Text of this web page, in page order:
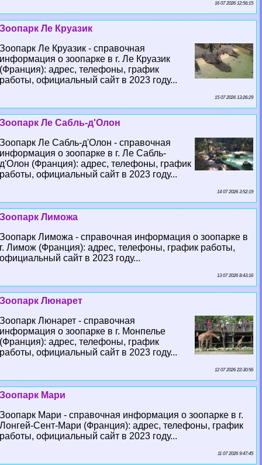
16 07 2026 12:56:15
Зоопарк Ле Круазик
Зоопарк Ле Круазик - справочная
информация о зоопарке в г. Ле Круазик
(Франция): адрес, телефоны, график
работы, официальный сайт в 2023 году...
15 07 2026 13:26:29
Зоопарк Ле Сабль-д'Олон
Зоопарк Ле Сабль-д'Олон - справочная
информация о зоопарке в г. Ле Сабль-
д'Олон (Франция): адрес, телефоны, график
работы, официальный сайт в 2023 году...
14 07 2026 3:52:19
Зоопарк Лиможа
Зоопарк Лиможа - справочная информация о зоопарке в
г. Лимож (Франция): адрес, телефоны, график работы,
официальный сайт в 2023 году...
13 07 2026 8:43:16
Зоопарк Люнарет
Зоопарк Люнарет - справочная
информация о зоопарке в г. Монпелье
(Франция): адрес, телефоны, график
работы, официальный сайт в 2023 году...
12 07 2026 22:30:56
Зоопарк Мари
Зоопарк Мари - справочная информация о зоопарке в г.
Лонгeй-Сент-Мари (Франция): адрес, телефоны, график
работы, официальный сайт в 2023 году...
11 07 2026 9:47:45